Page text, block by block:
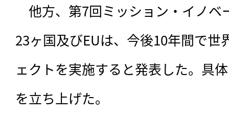
他方、第7回ミッション・イノベ
23ヶ国及びEUは、今後10年間で世
ェクトを実施すると発表した。具
を立ち上げた。